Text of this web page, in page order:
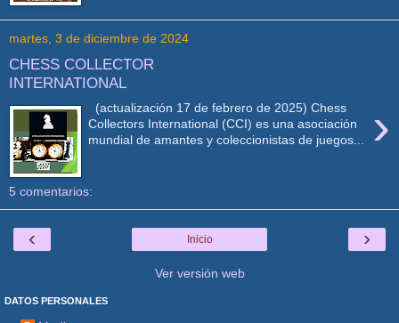
martes, 3 de diciembre de 2024
CHESS COLLECTOR
INTERNATIONAL
›
(actualización 17 de febrero de 2025) Chess
Collectors International (CCI) es una asociación
mundial de amantes y coleccionistas de juegos...
5 comentarios:
‹ ›
Inicio
Ver versión web
DATOS PERSONALES